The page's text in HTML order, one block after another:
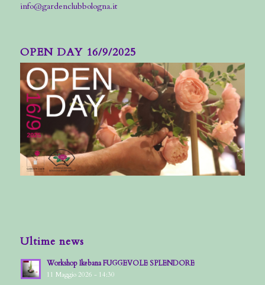
info@gardenclubbologna.it
OPEN DAY 16/9/2025
Ultime news
Workshop Ikebana FUGGEVOLE SPLENDORE
11 Maggio 2026 - 14:30